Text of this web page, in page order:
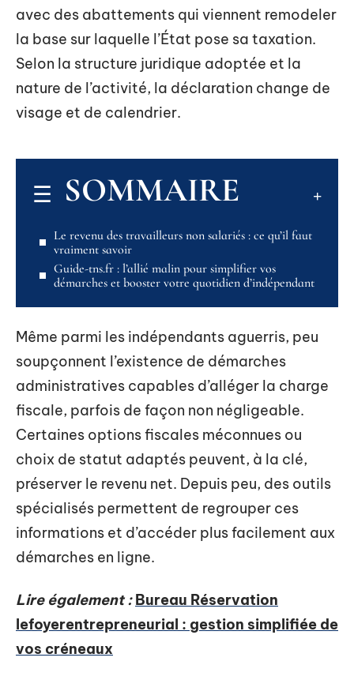
avec des abattements qui viennent remodeler
la base sur laquelle l’État pose sa taxation.
Selon la structure juridique adoptée et la
nature de l’activité, la déclaration change de
visage et de calendrier.
SOMMAIRE
Le revenu des travailleurs non salariés : ce qu’il faut
vraiment savoir
Guide-tns.fr : l’allié malin pour simplifier vos
démarches et booster votre quotidien d’indépendant
Même parmi les indépendants aguerris, peu
soupçonnent l’existence de démarches
administratives capables d’alléger la charge
fiscale, parfois de façon non négligeable.
Certaines options fiscales méconnues ou
choix de statut adaptés peuvent, à la clé,
préserver le revenu net. Depuis peu, des outils
spécialisés permettent de regrouper ces
informations et d’accéder plus facilement aux
démarches en ligne.
Lire également : Bureau Réservation
lefoyerentrepreneurial : gestion simplifiée de
vos créneaux